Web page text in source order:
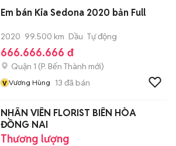
Em bán Kia Sedona 2020 bản Full
2020 99.500 km Dầu Tự động
666.666.666 đ
Quận 1 (P. Bến Thành mới)
v Vương Hùng 13 đã bán
NHÂN VIÊN FLORIST BIÊN HÒA
ĐỒNG NAI
Thương lượng